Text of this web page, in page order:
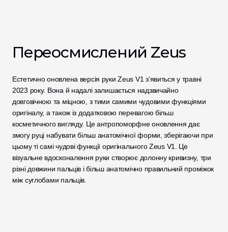
Переосмислений Zeus
Естетично оновлена версія руки Zeus V1 з’явиться у травні
2023 року. Вона й надалі залишається надзвичайно
довговічною та міцною, з тими самими чудовими функціями
оригіналу, а також із додатковою перевагою більш
косметичного вигляду. Це антропоморфне оновлення дає
змогу руці набувати більш анатомічної форми, зберігаючи при
цьому ті самі чудові функції оригінального Zeus V1. Це
візуальне вдосконалення руки створює долонну кривизну, три
різні довжини пальців і більш анатомічно правильний проміжок
між суглобами пальців.